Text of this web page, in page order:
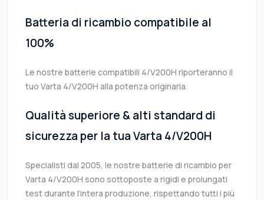
Batteria di ricambio compatibile al
100%
Le nostre batterie compatibili 4/V200H riporteranno il
tuo Varta 4/V200H alla potenza originaria.
Qualità superiore & alti standard di
sicurezza per la tua Varta 4/V200H
Specialisti dal 2005, le nostre batterie di ricambio per
Varta 4/V200H sono sottoposte a rigidi e prolungati
test durante l’intera produzione, rispettando tutti i più